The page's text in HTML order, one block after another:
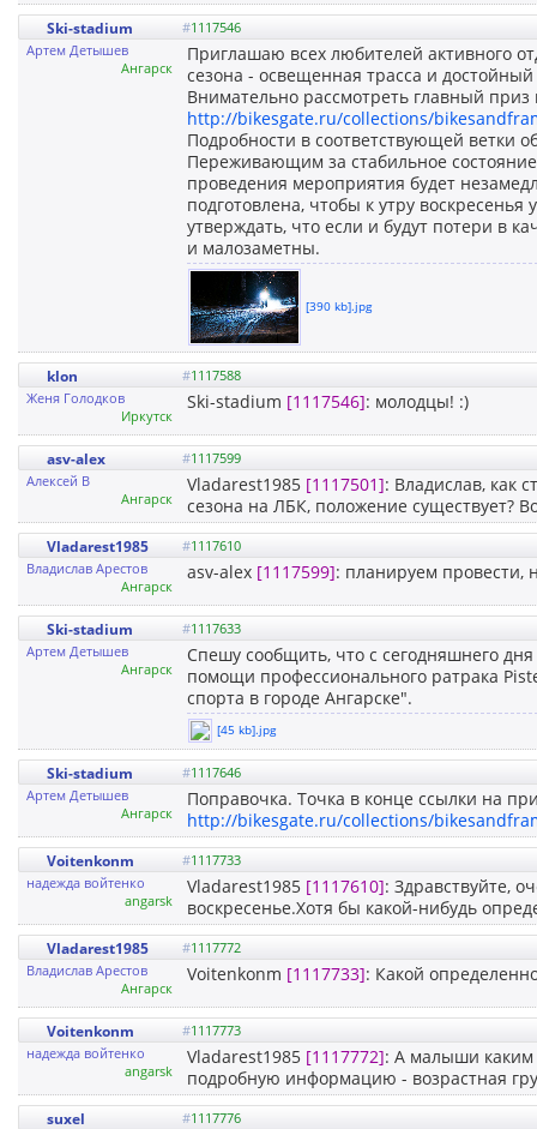
Ski-stadium #1117546
Артем Детышев
Ангарск
Приглашаю всех любителей активного
сезона - освещенная трасса и
Внимательно рассмотреть главный
http://bikesgate.ru/collections/
Подробности в соответствующей ветки
Переживающим за стабильное
проведения мероприятия будет
подготовлена, чтобы к утру
утверждать, что если и будут потери в
и малозаметны.
[390 kb].jpg
klon #1117588
Женя Голодков
Иркутск
Ski-stadium [1117546]: молодцы! :)
asv-alex #1117599
Алексей В
Ангарск
Vladarest1985 [1117501]: Владислав, как
сезона на ЛБК, положение существует?
Vladarest1985 #1117610
Владислав Арестов
Ангарск
asv-alex [1117599]: планируем провести,
Ski-stadium #1117633
Артем Детышев
Ангарск
Спешу сообщить, что с сегодняшнего
помощи профессионального ратрака
спорта в городе Ангарске".
[45 kb].jpg
Ski-stadium #1117646
Артем Детышев
Ангарск
Поправочка. Точка в конце ссылки на
http://bikesgate.ru/collections/
Voitenkonm #1117733
надежда войтенко
angarsk
Vladarest1985 [1117610]: Здравствуйте,
воскресенье.Хотя бы какой-нибудь
Vladarest1985 #1117772
Владислав Арестов
Ангарск
Voitenkonm [1117733]: Какой
Voitenkonm #1117773
надежда войтенко
angarsk
Vladarest1985 [1117772]: А малыши каким
подробную информацию - возрастная
suxel #1117776